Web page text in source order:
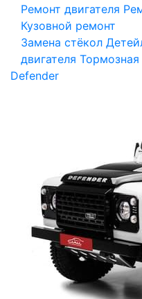
Ремонт двигателя
Кузовной ремонт
Замена стёкол
двигателя
Defender